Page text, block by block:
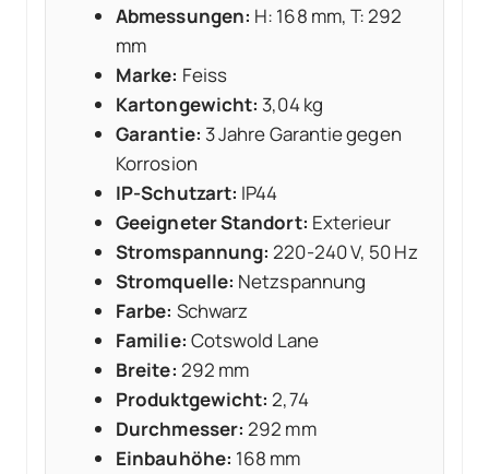
Abmessungen: H: 168 mm, T: 292
mm
Marke: Feiss
Kartongewicht: 3,04 kg
Garantie: 3 Jahre Garantie gegen
Korrosion
IP-Schutzart: IP44
Geeigneter Standort: Exterieur
Stromspannung: 220-240 V, 50 Hz
Stromquelle: Netzspannung
Farbe: Schwarz
Familie: Cotswold Lane
Breite: 292 mm
Produktgewicht: 2,74
Durchmesser: 292 mm
Einbauhöhe: 168 mm